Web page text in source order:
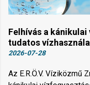
Felhívás a
tudatos
2026-07-28
Az E.R.Ö.V. Víziközmű